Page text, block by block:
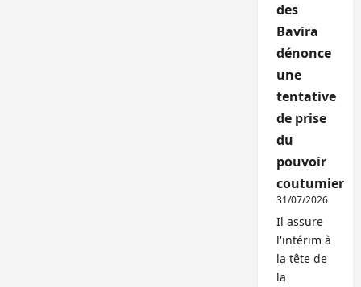
des
Bavira
dénonce
une
tentative
de prise
du
pouvoir
coutumier
31/07/2026
Il assure
l'intérim à
la tête de
la